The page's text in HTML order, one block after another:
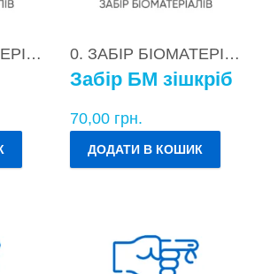
0. ЗАБІР БІОМАТЕРІАЛІВ 0. ЗАБІР БІОМАТЕРІАЛІВ
Забір БМ зішкріб
70,00 грн.
ДОДАТИ В КОШИК